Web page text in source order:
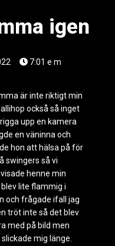
igen
7:01 e m
är inte riktigt min
också så inget
upp en kamera
en väninna och
hon att hälsa på för
swingers så vi
henne min
lite flammig i
och frågade ifall jag
tröt inte så det blev
med på bild men
mig länge.